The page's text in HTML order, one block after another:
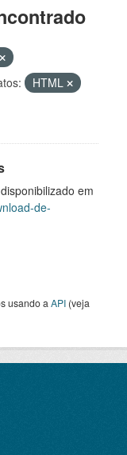
HTML
em
de-
usando a API (veja